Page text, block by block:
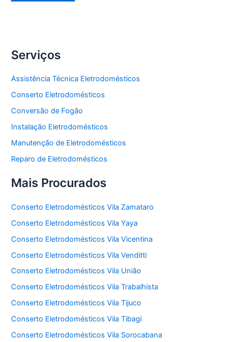
Serviços
Assistência Técnica Eletrodomésticos
Conserto Eletrodomésticos
Conversão de Fogão
Instalação Eletrodomésticos
Manutenção de Eletrodomésticos
Reparo de Eletrodomésticos
Mais Procurados
Conserto Eletrodomésticos Vila Zamataro
Conserto Eletrodomésticos Vila Yaya
Conserto Eletrodomésticos Vila Vicentina
Conserto Eletrodomésticos Vila Venditti
Conserto Eletrodomésticos Vila União
Conserto Eletrodomésticos Vila Trabalhista
Conserto Eletrodomésticos Vila Tijuco
Conserto Eletrodomésticos Vila Tibagi
Conserto Eletrodomésticos Vila Sorocabana